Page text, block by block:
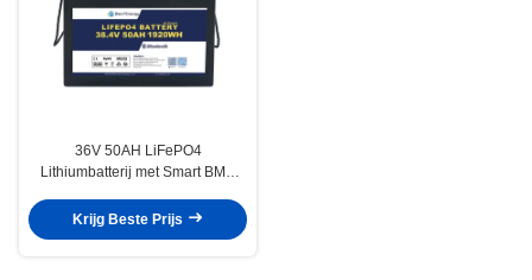
36V 50AH LiFePO4
Lithiumbatterij met Smart BMS
schepen en schepen
Krijg Beste Prijs